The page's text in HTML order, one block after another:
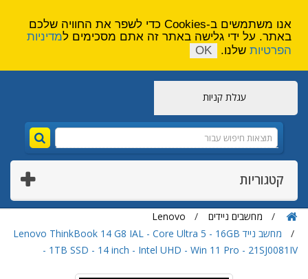
עגלת קניות
קטגוריות
מחשבים ניידים
Lenovo
מחשב נייד Lenovo ThinkBook 14 G8 IAL - Core Ultra 5 - 16GB
- 1TB SSD - 14 inch - Intel UHD - Win 11 Pro - 21SJ0081IV
אנו משתמשים ב-Cookies כדי לשפר את החוויה שלכם
באתר. על ידי גלישה באתר זה אתם מסכימים למדיניות
הפרטיות שלנו. OK